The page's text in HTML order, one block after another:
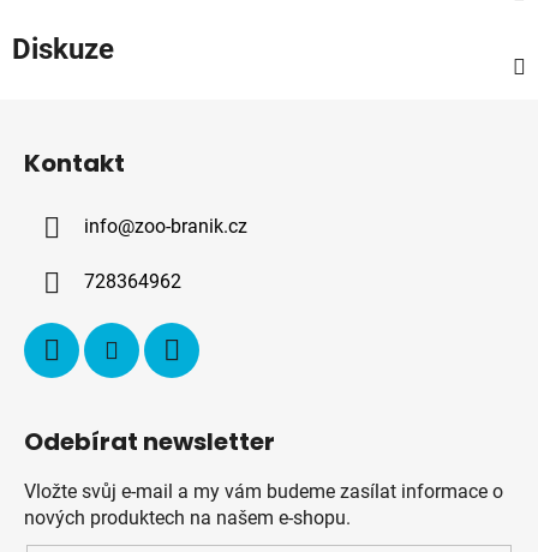
Diskuze
Kontakt
info@zoo-branik.cz
728364962
Odebírat newsletter
Vložte svůj e-mail a my vám budeme zasílat informace o
nových produktech na našem e-shopu.